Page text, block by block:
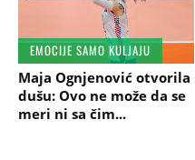
EMOCIJE SAMO KULJAJU
Maja Ognjenović otvorila
dušu: Ovo ne može da se
meri ni sa čim...